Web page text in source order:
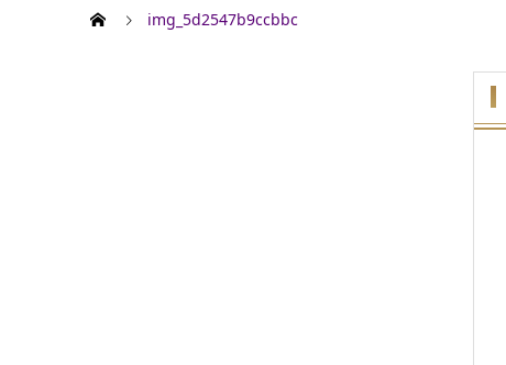
img_5d2547b9ccbbc